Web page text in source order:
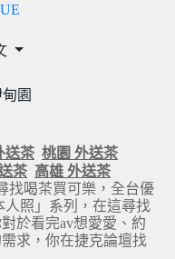
園
送茶 桃園 外送茶
茶 高雄 外送茶
找喝茶買可樂，全台優
人照」系列，在這尋找
於看完av想愛愛、約
求，你在捷克論壇找